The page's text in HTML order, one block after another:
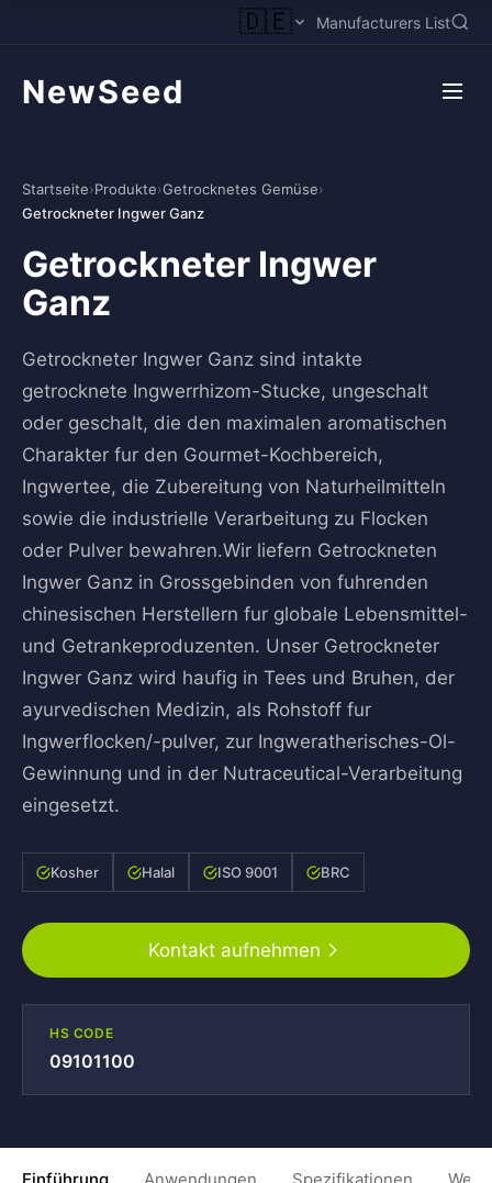
🇩🇪 Manufacturers List
NewSeed
Startseite›Produkte›Getrocknetes Gemüse›
Getrockneter Ingwer Ganz
Getrockneter Ingwer
Ganz
Getrockneter Ingwer Ganz sind intakte
getrocknete Ingwerrhizom-Stucke, ungeschalt
oder geschalt, die den maximalen aromatischen
Charakter fur den Gourmet-Kochbereich,
Ingwertee, die Zubereitung von Naturheilmitteln
sowie die industrielle Verarbeitung zu Flocken
oder Pulver bewahren.Wir liefern Getrockneten
Ingwer Ganz in Grossgebinden von fuhrenden
chinesischen Herstellern fur globale Lebensmittel-
und Getranke­produzenten. Unser Getrockneter
Ingwer Ganz wird haufig in Tees und Bruhen, der
ayurvedischen Medizin, als Rohstoff fur
Ingwerflocken/-pulver, zur Ingweratherisches-Ol-
Gewinnung und in der Nutraceutical-Verarbeitung
eingesetzt.
Kosher Halal ISO 9001 BRC
Kontakt aufnehmen
HS CODE
09101100